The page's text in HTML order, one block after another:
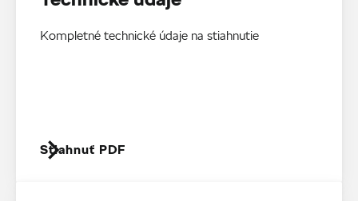
Kompletné technické údaje na stiahnutie
Stiahnuť PDF